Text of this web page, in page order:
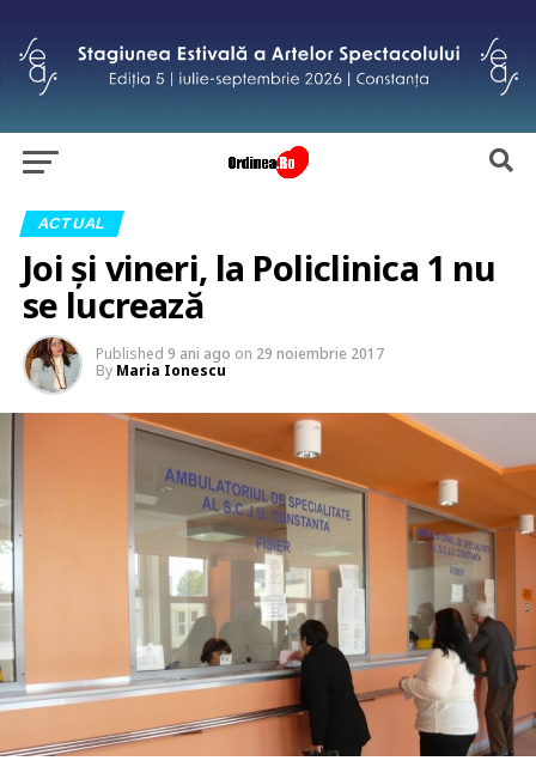
ACTUAL
Joi și vineri, la Policlinica 1 nu
se lucrează
Published 9 ani ago on 29 noiembrie 2017
By Maria Ionescu